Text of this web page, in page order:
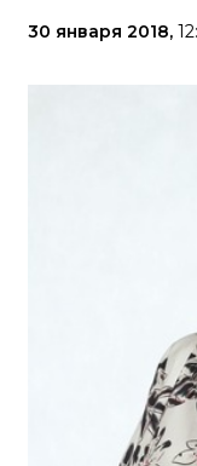
30 января 2018,